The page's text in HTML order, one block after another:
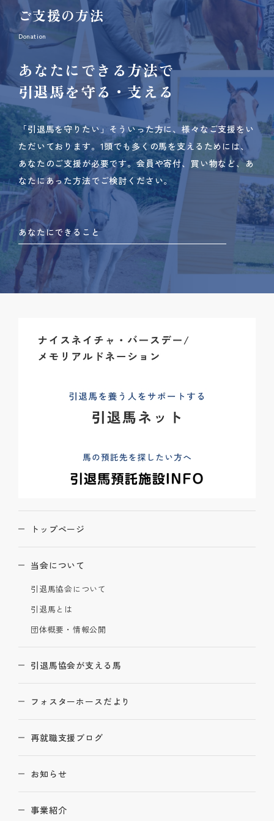
ご支援の方法
Donation
あなたにできる方法で
引退馬を守る・支える
「引退馬を守りたい」そういった方に、様々なご支援をい
ただいております。 1頭でも多くの馬を支えるためには、
あなたのご支援が必要です。 会員や寄付、買い物など、あ
なたにあった方法でご検討ください。
あなたにできること
トップページ
当会について
引退馬協会について
引退馬とは
団体概要・情報公開
引退馬協会が支える馬
フォスターホースだより
再就職支援ブログ
お知らせ
事業紹介